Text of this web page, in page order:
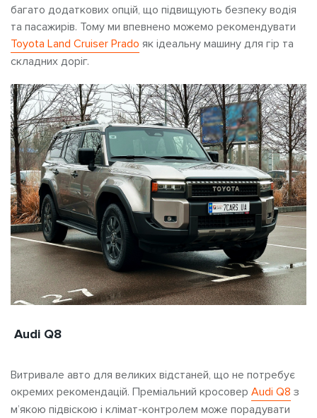
багато додаткових опцій, що підвищують безпеку водія
та пасажирів. Тому ми впевнено можемо рекомендувати
Toyota Land Cruiser Prado як ідеальну машину для гір та
складних доріг.
Audi Q8
Витривале авто для великих відстаней, що не потребує
окремих рекомендацій. Преміальний кросовер Audi Q8 з
м’якою підвіскою і клімат-контролем може порадувати